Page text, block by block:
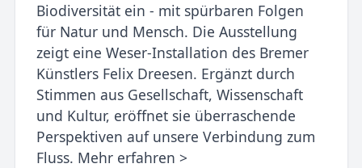
Biodiversität ein - mit spürbaren Folgen
für Natur und Mensch. Die Ausstellung
zeigt eine Weser-Installation des Bremer
Künstlers Felix Dreesen. Ergänzt durch
Stimmen aus Gesellschaft, Wissenschaft
und Kultur, eröffnet sie überraschende
Perspektiven auf unsere Verbindung zum
Fluss. Mehr erfahren >